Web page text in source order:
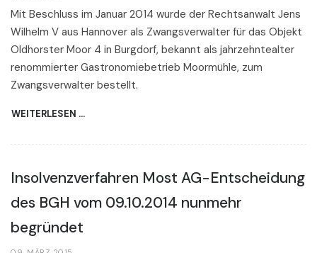
Mit Beschluss im Januar 2014 wurde der Rechtsanwalt Jens
Wilhelm V aus Hannover als Zwangsverwalter für das Objekt
Oldhorster Moor 4 in Burgdorf, bekannt als jahrzehntealter
renommierter Gastronomiebetrieb Moormühle, zum
Zwangsverwalter bestellt.
WEITERLESEN …
Insolvenzverfahren Most AG-Entscheidung
des BGH vom 09.10.2014 nunmehr
begründet